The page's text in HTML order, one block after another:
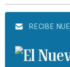
RECIBE